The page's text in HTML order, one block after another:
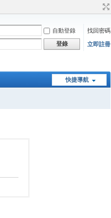
自動登錄
找回密碼
登錄 立即註冊
快捷導航